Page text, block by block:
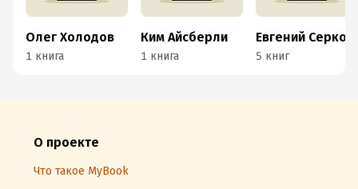
Олег Холодов
1 книга
Ким Айсберли
1 книга
Евгений Серков
5 книг
О проекте
Что такое MyBook